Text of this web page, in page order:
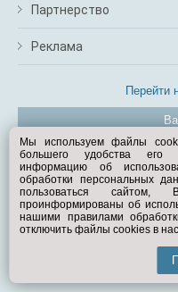
Партнерство
Реклама
Перейти
©
Мы используем файлы
большего удобства его
информацию об
обработки персональных
пользоваться
проинформированы об
нашими правилами
отключить файлы cookies в